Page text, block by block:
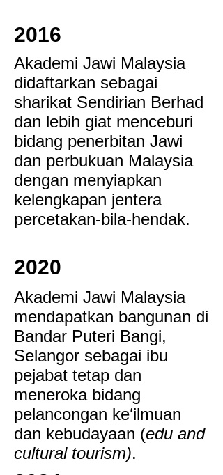
2016
Akademi Jawi Malaysia
didaftarkan sebagai
sharikat Sendirian Berhad
dan lebih giat menceburi
bidang penerbitan Jawi
dan perbukuan Malaysia
dengan menyiapkan
kelengkapan jentera
percetakan-bila-hendak.
2020
Akademi Jawi Malaysia
mendapatkan bangunan di
Bandar Puteri Bangi,
Selangor sebagai ibu
pejabat tetap dan
meneroka bidang
pelancongan ke‘ilmuan
dan kebudayaan (edu and
cultural tourism).